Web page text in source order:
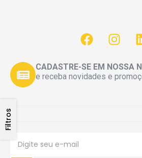
Filtros
CADASTRE-SE EM NOSSA
e receba novidades e